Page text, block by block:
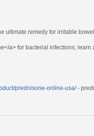
ultimate remedy for irritable
a> for bacterial infections;
prednisone-online-usa/-